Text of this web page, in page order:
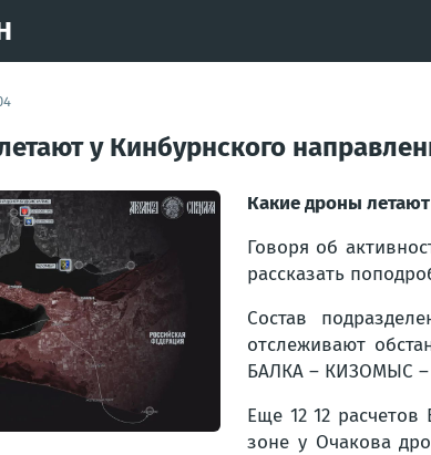
у Кинбурнского
Какие дроны
Говоря об
рассказать
Состав
отслеживают
БАЛКА – КИЗОМЫС
Еще 12 12
зоне у Очакова